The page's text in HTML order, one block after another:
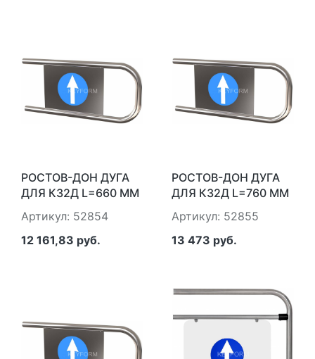
РОСТОВ-ДОН ДУГА
ДЛЯ К32Д L=660 ММ
Артикул: 52854
12 161,83 руб.
РОСТОВ-ДОН ДУГА
ДЛЯ К32Д L=760 ММ
Артикул: 52855
13 473 руб.